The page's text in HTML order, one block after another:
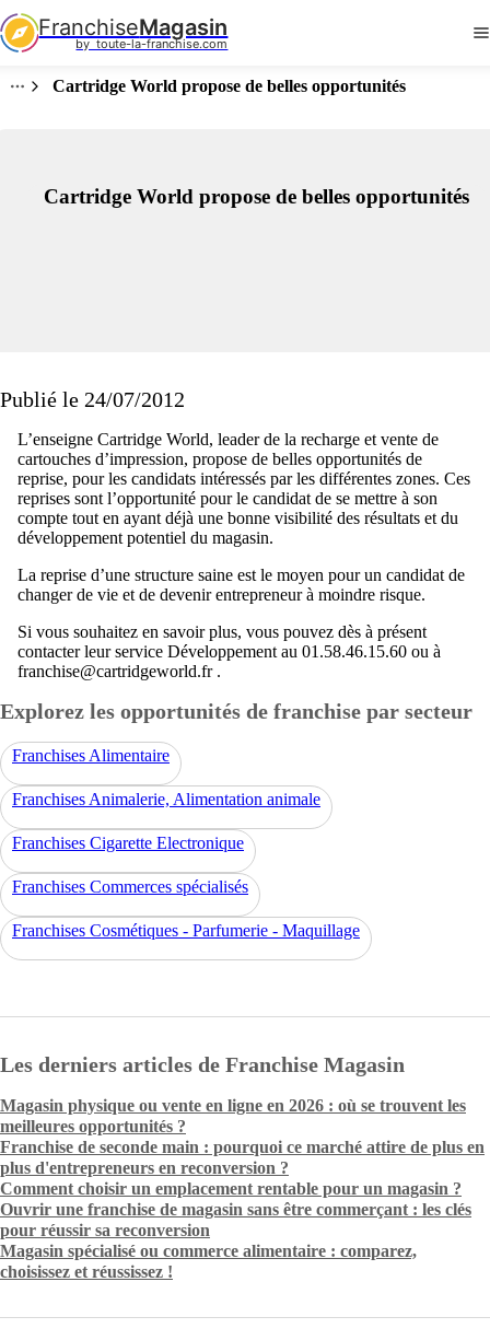
FranchiseMagasin
by  toute-la-franchise.com
Cartridge World propose de belles opportunités
Cartridge World propose de belles opportunités
Publié le 24/07/2012
L’enseigne Cartridge World, leader de la recharge et vente de
cartouches d’impression, propose de belles opportunités de
reprise, pour les candidats intéressés par les différentes zones. Ces
reprises sont l’opportunité pour le candidat de se mettre à son
compte tout en ayant déjà une bonne visibilité des résultats et du
développement potentiel du magasin.
La reprise d’une structure saine est le moyen pour un candidat de
changer de vie et de devenir entrepreneur à moindre risque.
Si vous souhaitez en savoir plus, vous pouvez dès à présent
contacter leur service Développement au 01.58.46.15.60 ou à
franchise@cartridgeworld.fr .
Explorez les opportunités de franchise par secteur
Franchises Alimentaire
Franchises Animalerie, Alimentation animale
Franchises Cigarette Electronique
Franchises Commerces spécialisés
Franchises Cosmétiques - Parfumerie - Maquillage
Les derniers articles de Franchise Magasin
Magasin physique ou vente en ligne en 2026 : où se trouvent les
meilleures opportunités ?
Franchise de seconde main : pourquoi ce marché attire de plus en
plus d'entrepreneurs en reconversion ?
Comment choisir un emplacement rentable pour un magasin ?
Ouvrir une franchise de magasin sans être commerçant : les clés
pour réussir sa reconversion
Magasin spécialisé ou commerce alimentaire : comparez,
choisissez et réussissez !